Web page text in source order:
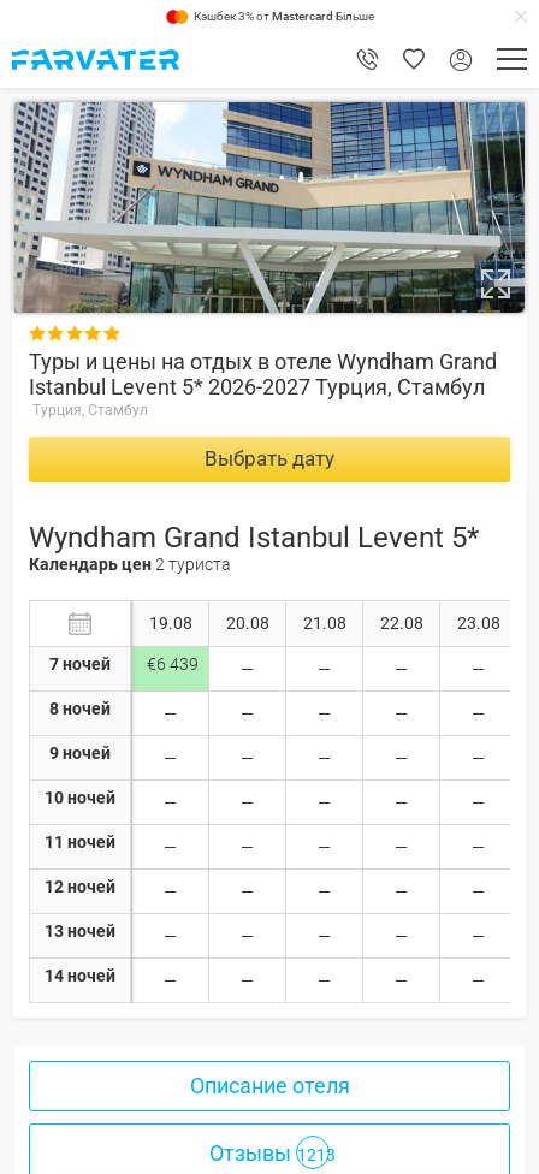
Кэшбек 3% отMastercard Більше
8.8

Туры и цены на отдых в отеле Wyndham Grand
Istanbul Levent 5* 2026-2027 Турция, Стамбул
Турция, Стамбул
Выбрать дату
Wyndham Grand Istanbul Levent 5*
Календарь цен2 туриста
7 ночей
8 ночей
9 ночей
10 ночей
11 ночей
12 ночей
13 ночей
14 ночей
19.08 20.08 21.08 22.08 23.08
€6 439
Описание отеля
Отзывы 1213